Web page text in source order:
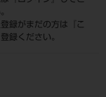
録がまだの方は『
こ
登録ください。